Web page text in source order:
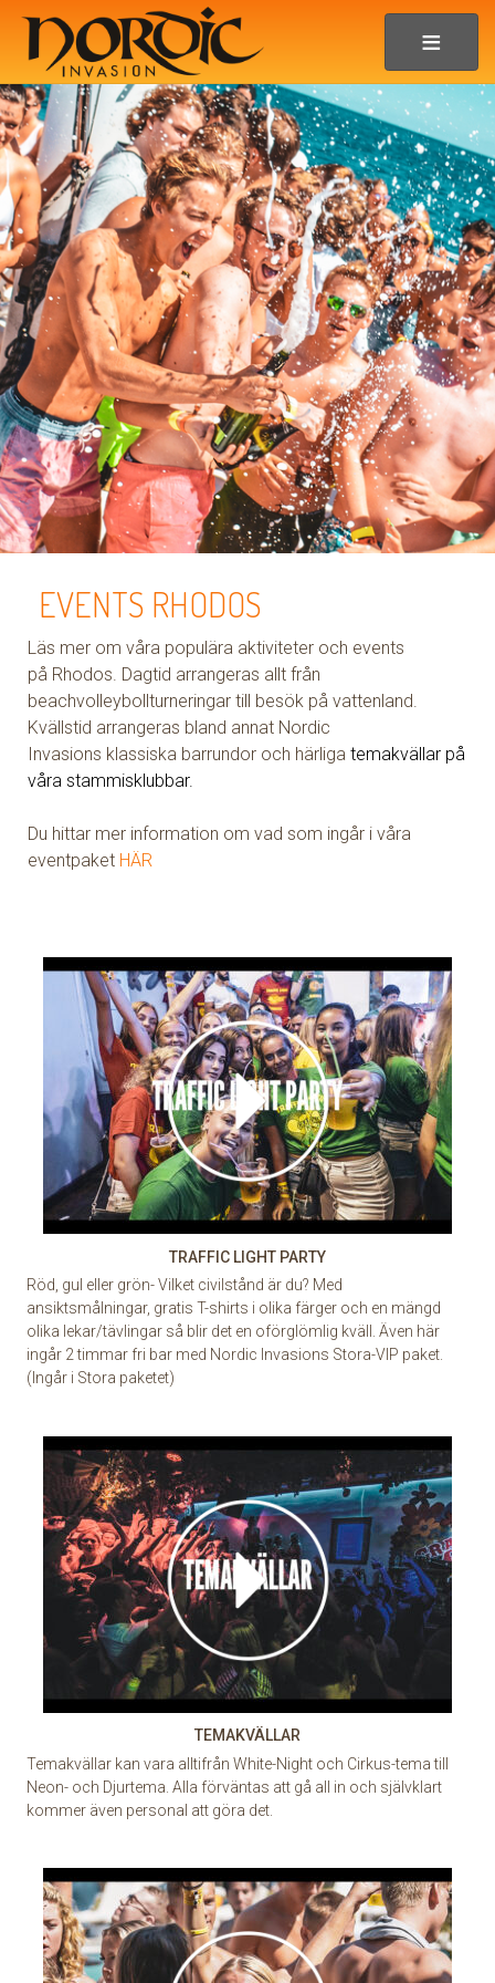
EVENTS RHODOS
Läs mer om våra populära aktiviteter och events
på Rhodos. Dagtid arrangeras allt från
beachvolleybollturneringar till besök på vattenland.
Kvällstid arrangeras bland annat Nordic
Invasions klassiska barrundor och härligatemakvällar på
våra stammisklubbar.
Du hittar mer information om vad som ingår i våra
eventpaket HÄR
TRAFFIC LIGHT PARTY
Röd, gul eller grön- Vilket civilstånd är du? Med
ansiktsmålningar, gratis T-shirts i olika färger och en mängd
olika lekar/tävlingar så blir det en oförglömlig kväll. Även här
ingår 2 timmar fri bar med Nordic Invasions Stora-VIP paket.
(Ingår i Stora paketet)
TEMAKVÄLLAR
Temakvällar kan vara alltifrån White-Night och Cirkus-tema till
Neon- och Djurtema. Alla förväntas att gå all in och självklart
kommer även personal att göra det.